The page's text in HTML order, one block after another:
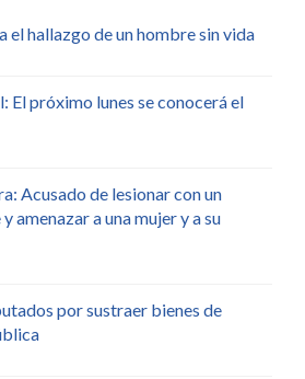
el hallazgo de un hombre sin vida
El próximo lunes se conocerá el
Acusado de lesionar con un
amenazar a una mujer y a su
por sustraer bienes de